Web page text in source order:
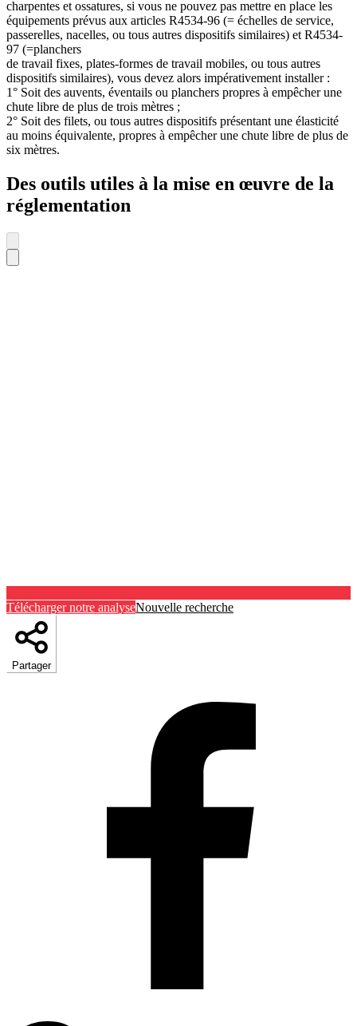
charpentes et ossatures, si vous ne pouvez pas mettre en place les
équipements prévus aux articles R4534-96 (= échelles de service,
passerelles, nacelles, ou tous autres dispositifs similaires) et R4534-
97 (=planchers
de travail fixes, plates-formes de travail mobiles, ou tous autres
dispositifs similaires), vous devez alors impérativement installer :
1° Soit des auvents, éventails ou planchers propres à empêcher une
chute libre de plus de trois mètres ;
2° Soit des filets, ou tous autres dispositifs présentant une élasticité
au moins équivalente, propres à empêcher une chute libre de plus de
six mètres.
Des outils utiles à la mise en œuvre de la
réglementation
Télécharger notre analyseNouvelle recherche
Partager